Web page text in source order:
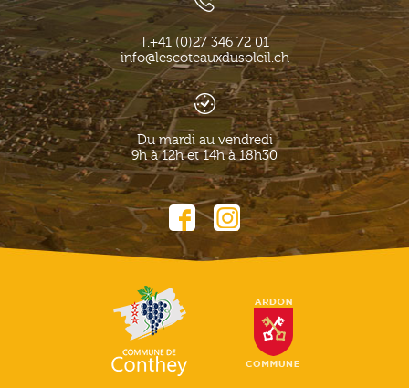
T.+41 (0)27 346 72 01
info@lescoteauxdusoleil.ch
Du mardi au vendredi
9h à 12h et 14h à 18h30